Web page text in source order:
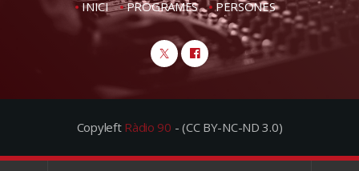
INICI PROGRAMES PERSONES
Copyleft Ràdio 90 - (CC BY-NC-ND 3.0)